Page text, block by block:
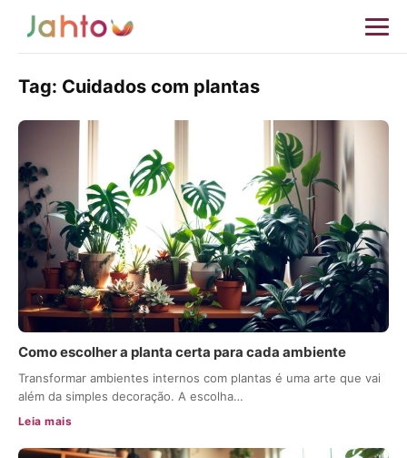
Tag: Cuidados com plantas
Como escolher a planta certa para cada ambiente
Transformar ambientes internos com plantas é uma arte que vai
além da simples decoração. A escolha…
Leia mais